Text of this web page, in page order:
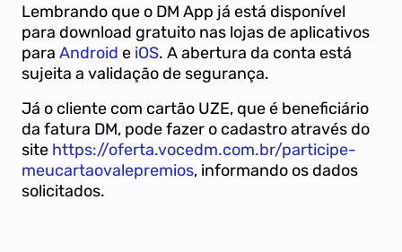
Lembrando que o DM App já está disponível
para download gratuito nas lojas de aplicativos
para Android e iOS. A abertura da conta está
sujeita a validação de segurança.
Já o cliente com cartão UZE, que é beneficiário
da fatura DM, pode fazer o cadastro através do
site https://oferta.vocedm.com.br/participe-
meucartaovalepremios, informando os dados
solicitados.